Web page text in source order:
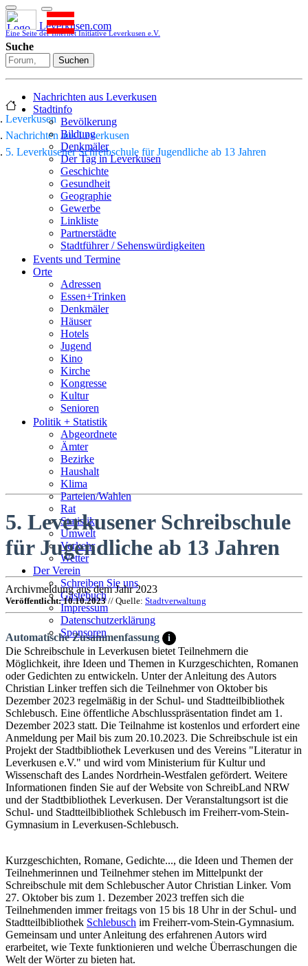
Leverkusen.com
Eine Seite der Internet Initiative Leverkusen e.V.
Suche
Suchen
Nachrichten aus Leverkusen
Stadtinfo
Bevölkerung
Bildung
Denkmäler
Der Tag in Leverkusen
Geschichte
Gesundheit
Geographie
Gewerbe
Linkliste
Partnerstädte
Stadtführer / Sehenswürdigkeiten
Stadtplan
Sport
Who is who
Wohnen
Events und Termine
Orte
Adressen
Essen+Trinken
Denkmäler
Häuser
Hotels
Jugend
Kino
Kirche
Kongresse
Kultur
Senioren
Stadtführer
Straßen
Politik + Statistik
Abgeordnete
Ämter
Bezirke
Haushalt
Klima
Parteien/Wahlen
Rat
Statistik
Umwelt
Verkehr
Wetter
Der Verein
Schreiben Sie uns
Gästebuch
Impressum
Datenschutzerklärung
Sponsoren
Leverkusen
Nachrichten aus Leverkusen
5. Leverkusener Schreibschule für Jugendliche ab 13 Jahren
5. Leverkusener Schreibschule
für Jugendliche ab 13 Jahren
Archivmeldung aus dem Jahr 2023
Veröffentlicht: 10.10.2023// Quelle: Stadtverwaltung
Automatische Zusammenfassung i
Die Schreibschule in Leverkusen bietet Teilnehmern die
Möglichkeit, ihre Ideen und Themen in Kurzgeschichten, Romanen
oder Gedichten zu entwickeln. Unter der Anleitung des Autors
Christian Linker treffen sich die Teilnehmer von Oktober bis
Dezember 2023 regelmäßig in der Schul- und Stadtteilbibliothek
Schlebusch. Eine öffentliche Abschlusspräsentation findet am 1.
Dezember 2023 statt. Die Teilnahme ist kostenlos und erfordert eine
Anmeldung per Mail bis zum 20.10.2023. Die Schreibschule ist ein
Projekt der Stadtbibliothek Leverkusen und des Vereins "Literatur in
Leverkusen e.V." und wird vom Ministerium für Kultur und
Wissenschaft des Landes Nordrhein-Westfalen gefördert. Weitere
Informationen finden Sie auf der Website von SchreibLand NRW
und der Stadtbibliothek Leverkusen. Der Veranstaltungsort ist die
Schul- und Stadtteilbibliothek Schlebusch im Freiherr-vom-Stein-
Gymnasium in Leverkusen-Schlebusch.
Kurzgeschichten, Romane, Gedichte..., die Ideen und Themen der
Teilnehmerinnen und Teilnehmer stehen im Mittelpunkt der
Schreibschule mit dem Schlebuscher Autor Christian Linker. Vom
27. Oktober bis zum 1. Dezember 2023 treffen sich die
Teilnehmenden immer freitags von 15 bis 18 Uhr in der Schul- und
Stadtteilbibliothek Schlebusch im Freiherr-vom-Stein-Gymnasium.
Gemeinsam und unter Anleitung des erfahrenen Autors wird
erarbeitet, wie Texte funktionieren und welche Überraschungen die
Welt der Wörter zu bieten hat.